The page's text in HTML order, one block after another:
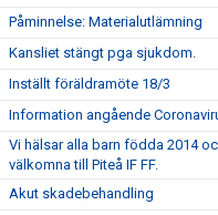
Påminnelse: Materialutlämning
Kansliet stängt pga sjukdom.
Inställt föräldramöte 18/3
Information angående
Vi hälsar alla barn födda 2014
välkomna till Piteå IF FF.
Akut skadebehandling